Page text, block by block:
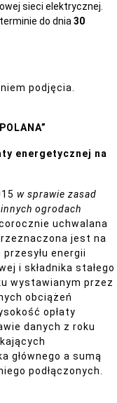
sieci elektrycznej.
do dnia 30
podjęcia.
energetycznej na
w sprawie zasad
ogrodach
uchwalana
jest na
energii
i składnika stałego
wystawianym przez
obciążeń
opłaty
danych z roku
głównego a sumą
podłączonych.